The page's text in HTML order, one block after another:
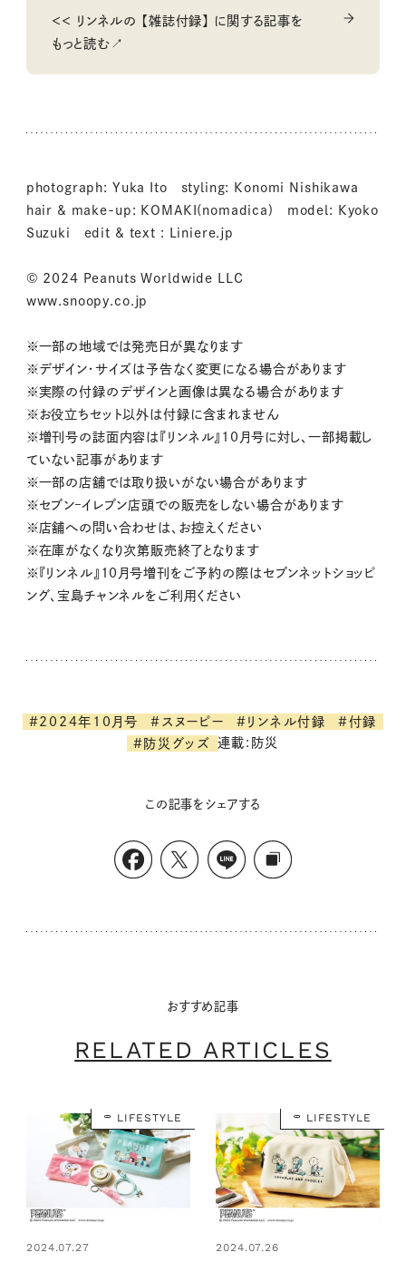
＜＜ リンネルの 【雑誌付録】 に関する記事を
もっと読む↗
photograph: Yuka Ito styling: Konomi Nishikawa
hair & make-up: KOMAKI(nomadica) model: Kyoko
Suzuki edit & text : Liniere.jp
© 2024 Peanuts Worldwide LLC
www.snoopy.co.jp
※一部の地域では発売日が異なります
※デザイン・サイズは予告なく変更になる場合があります
※実際の付録のデザインと画像は異なる場合があります
※お役立ちセット以外は付録に含まれません
※増刊号の誌面内容は『リンネル』10月号に対し、一部掲載し
ていない記事があります
※一部の店舗では取り扱いがない場合があります
※セブン‒イレブン店頭での販売をしない場合があります
※店舗への問い合わせは、お控えください
※在庫がなくなり次第販売終了となります
※『リンネル』10月号増刊をご予約の際はセブンネットショッピ
ング、宝島チャンネルをご利用ください
#2024年10月号 #スヌーピー #リンネル付録
#付録
#防災グッズ
連載:防災
この記事をシェアする
おすすめ記事
RELATED ARTICLES
LIFESTYLE
2024.07.27
LIFESTYLE
2024.07.26